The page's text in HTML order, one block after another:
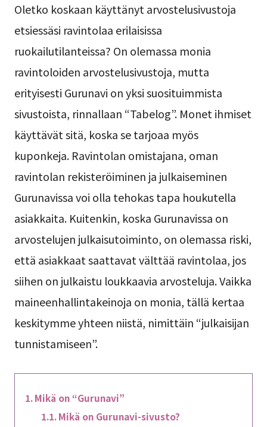
Oletko koskaan käyttänyt arvostelusivustoja
etsiessäsi ravintolaa erilaisissa
ruokailutilanteissa? On olemassa monia
ravintoloiden arvostelusivustoja, mutta
erityisesti Gurunavi on yksi suosituimmista
sivustoista, rinnallaan “Tabelog”. Monet ihmiset
käyttävät sitä, koska se tarjoaa myös
kuponkeja. Ravintolan omistajana, oman
ravintolan rekisteröiminen ja julkaiseminen
Gurunavissa voi olla tehokas tapa houkutella
asiakkaita. Kuitenkin, koska Gurunavissa on
arvostelujen julkaisutoiminto, on olemassa riski,
että asiakkaat saattavat välttää ravintolaa, jos
siihen on julkaistu loukkaavia arvosteluja. Vaikka
maineenhallintakeinoja on monia, tällä kertaa
keskitymme yhteen niistä, nimittäin “julkaisijan
tunnistamiseen”.
Mikä on “Gurunavi”
Mikä on Gurunavi-sivusto?